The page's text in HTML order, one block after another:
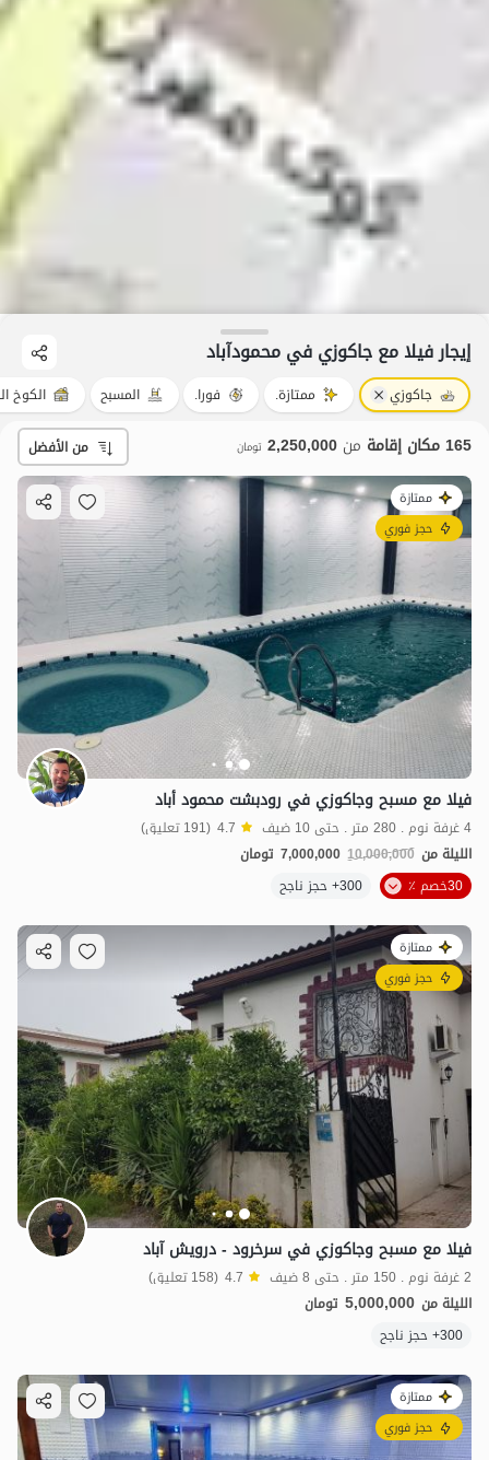
إيجار فيلا مع جاكوزي في محمودآباد
جاكوزي ممتازة. فورا. المسبح الكوخ
165 مكان إقامة من 2,250,000 تومان من الأفضل
ممتازة
حجز فوري
فيلا مع مسبح وجاكوزي في رودبشت محمود أباد
4 غرفة نوم . 280 متر . حتى 10 ضيف 4.7 (191 تعليق)
الليلة من 10,000,000
7,000,000 تومان
30خصم ٪
300+ حجز ناجح
ممتازة
حجز فوري
فيلا مع مسبح وجاكوزي في سرخرود - درويش آباد
2 غرفة نوم . 150 متر . حتى 8 ضيف 4.7 (158 تعليق)
الليلة من 5,000,000 تومان
300+ حجز ناجح
ممتازة
حجز فوري